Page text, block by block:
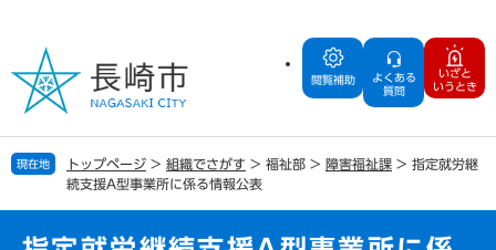
の
で
す
ー
ば
し
閲覧補助
よくある
質問
いざと
いうとき
現在地 トップページ > 組織でさがす > 福祉部 > 障害福祉課 > 指定就労継
続支援A型事業所に係る情報公表